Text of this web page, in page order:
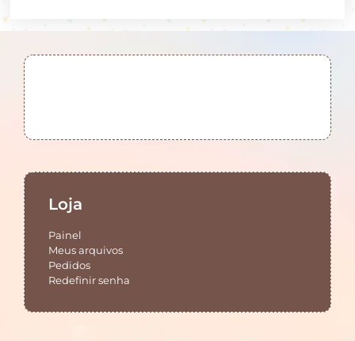
Loja
Painel
Meus arquivos
Pedidos
Redefinir senha